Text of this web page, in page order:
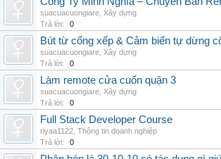
suacuacuongiare Xây dựng
Trả lời:
0
Bút từ cổng xếp & Cảm biến tự dừng
suacuacuongiare Xây dựng
Trả lời:
0
Làm remote cửa cuốn quận 3
suacuacuongiare Xây dựng
Trả lời:
0
Full Stack Developer Course
riyaa1122 Thông tin doanh nghiệp
Trả lời:
0